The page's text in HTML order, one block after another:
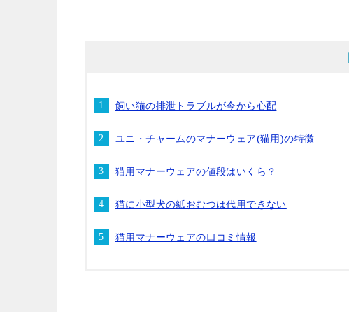
飼い猫の排泄トラブルが今から心配
ユニ・チャームのマナーウェア(猫用)の特徴
猫用マナーウェアの値段はいくら？
猫に小型犬の紙おむつは代用できない
猫用マナーウェアの口コミ情報